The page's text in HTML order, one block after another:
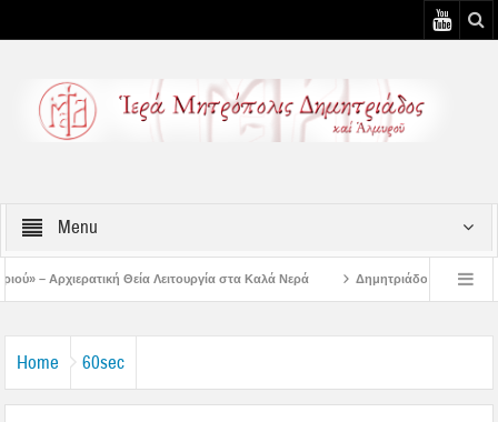
Menu
στα Καλά Νερά Δημητριάδος Ιγνάτιος: «Ο Ναός είναι ο τόπος
Home 60sec